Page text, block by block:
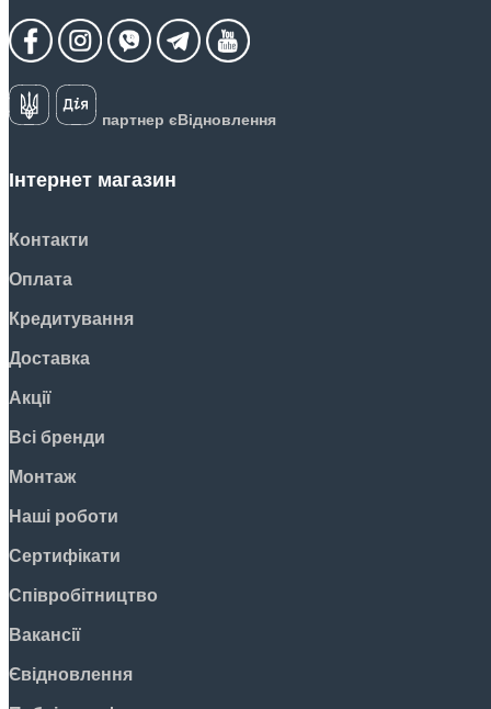
партнер єВідновлення
Інтернет магазин
Контакти
Оплата
Кредитування
Доставка
Акції
Всі бренди
Монтаж
Наші роботи
Сертифікати
Співробітництво
Вакансії
Євідновлення